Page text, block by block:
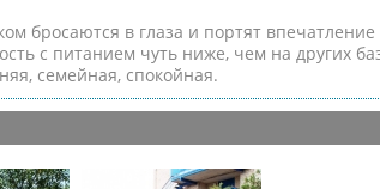
бросаются в глаза и портят впечатление
с питанием чуть ниже, чем на других
семейная, спокойная.